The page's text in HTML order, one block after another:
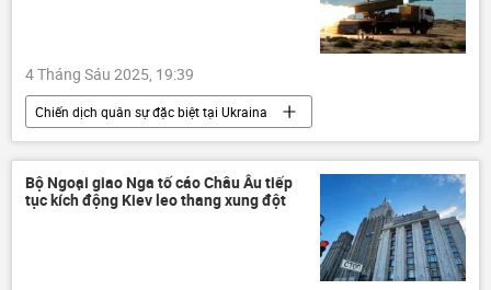
4 Tháng Sáu 2025, 19:39
Chiến dịch quân sự đặc biệt tại Ukraina
Thế giới
Nga
Quân đội Nga
Ukraina
Cuộc khủng hoảng ở Ukraina
xung đột quân sự
Đức
Bộ Ngoại giao Nga tố cáo Châu Âu tiếp
tục kích động Kiev leo thang xung đột